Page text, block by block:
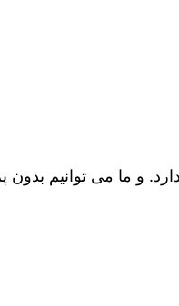
و ما می توانیم بدون